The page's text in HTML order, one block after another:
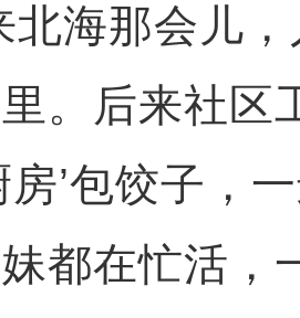
海那会儿，
。后来社区
房’包饺子，
都在忙活，